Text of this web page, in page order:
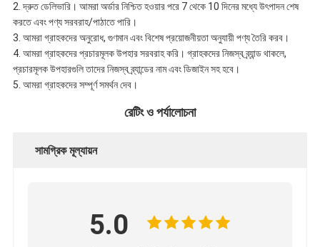
2. দ্রুত ডেলিভারি। আমরা অর্ডার নিশ্চিত হওয়ার পরে 7 থেকে 10 দিনের মধ্যে উৎপাদন শেষ
করতে এবং পণ্য সরবরাহ/পাঠাতে পারি।
3. আমরা গ্রাহকদের অনুরোধ, গুণমান এবং বিশেষ প্রয়োজনীয়তা অনুযায়ী পণ্য তৈরি করব।
4. আমরা গ্রাহকদের প্রচারমূলক উপহার সরবরাহ করি। গ্রাহকদের নিজস্ব ব্র্যান্ড থাকলে,
প্রচারমূলক উপহারগুলি তাদের নিজস্ব ব্র্যান্ডের নাম এবং ডিজাইন সহ হবে।
5. আমরা গ্রাহকদের সম্পূর্ণ সমর্থন দেব।
রেটিং ও পর্যালোচনা
সামগ্রিক মূল্যায়ন
5.0